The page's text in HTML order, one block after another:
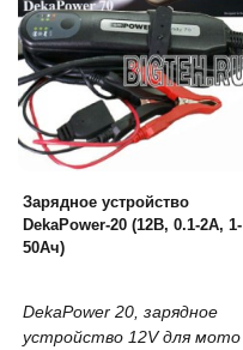
Зарядное устройство
DekaPower-20 (12В, 0.1-2А, 1-
50Ач)
DekaPower 20, зарядное
устройство 12V для мото